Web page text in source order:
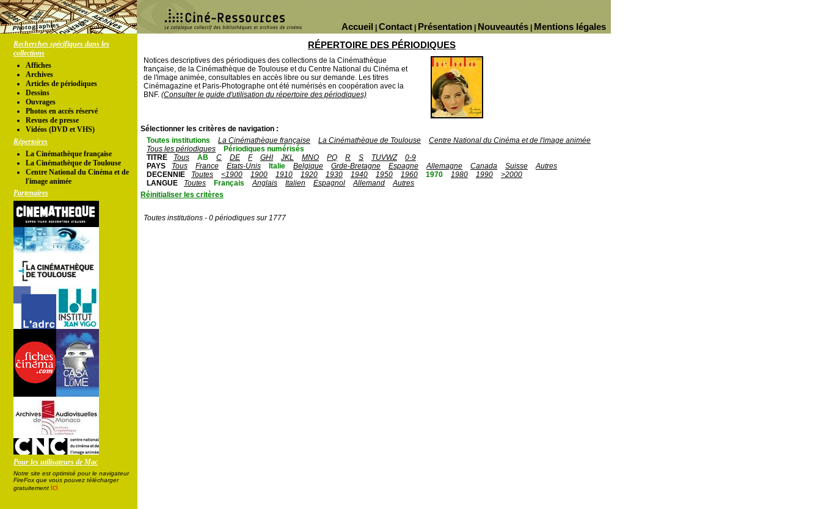
Mentions légales
Nouveautés
Présentation
Contact
Accueil
Recherches spécifiques dans les
collections
Affiches
Archives
Articles de périodiques
Dessins
Ouvrages
Photos en accés réservé
Revues de presse
Vidéos (DVD et VHS)
Répertoires
La Cinémathèque française
La Cinémathèque de Toulouse
Centre National du Cinéma et de
l'image animée
Partenaires
Pour les utilisateurs de Mac
Notre site est optimisé pour le navigateur
FireFox que vous pouvez télécharger
gratuitement ici
RÉPERTOIRE DES PÉRIODIQUES
Notices descriptives des périodiques des collections de la Cinémathèque
française, de la Cinémathèque de Toulouse et du Centre National du Cinéma et
de l'image animée, consultables en accès libre ou sur demande. Les titres
Cinémagazine et Paris-Photographe ont été numérisés en coopération avec la
BNF. (Consulter le guide d'utilisation du répertoire des périodiques)
Sélectionner les critères de navigation :
Toutes institutions
La Cinémathèque française La Cinémathèque de Toulouse
Centre National du Cinéma et de l'image animée
Tous les périodiques
Périodiques numérisés
TITRE
Tous AB C DE F GHI JKL MNO PQ R S TUVWZ
0-9
PAYS
Tous France Etats-Unis Italie Belgique Grde-Bretagne Espagne Allemagne Canada Suisse
Autres
DECENNIE
Toutes <1900 1900 1910 1920 1930 1940 1950 1960 1970 1980 1990
>2000
LANGUE
Toutes Français Anglais Italien Espagnol Allemand
Autres
Réinitialiser les critères
Toutes institutions - 0 périodiques sur 1777